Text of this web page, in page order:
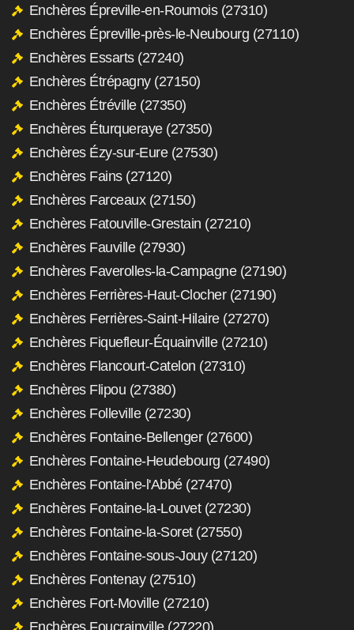
Enchères Épreville-en-Roumois (27310)
Enchères Épreville-près-le-Neubourg (27110)
Enchères Essarts (27240)
Enchères Étrépagny (27150)
Enchères Étréville (27350)
Enchères Éturqueraye (27350)
Enchères Ézy-sur-Eure (27530)
Enchères Fains (27120)
Enchères Farceaux (27150)
Enchères Fatouville-Grestain (27210)
Enchères Fauville (27930)
Enchères Faverolles-la-Campagne (27190)
Enchères Ferrières-Haut-Clocher (27190)
Enchères Ferrières-Saint-Hilaire (27270)
Enchères Fiquefleur-Équainville (27210)
Enchères Flancourt-Catelon (27310)
Enchères Flipou (27380)
Enchères Folleville (27230)
Enchères Fontaine-Bellenger (27600)
Enchères Fontaine-Heudebourg (27490)
Enchères Fontaine-l'Abbé (27470)
Enchères Fontaine-la-Louvet (27230)
Enchères Fontaine-la-Soret (27550)
Enchères Fontaine-sous-Jouy (27120)
Enchères Fontenay (27510)
Enchères Fort-Moville (27210)
Enchères Foucrainville (27220)